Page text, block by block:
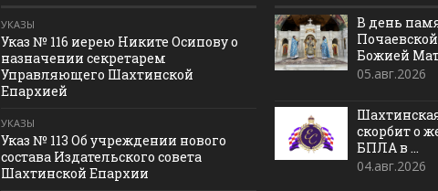
УКАЗЫ
Указ № 116 иерею Никите Осипову о
назначении секретарем
Управляющего Шахтинской
Епархией
УКАЗЫ
Указ № 113 Об учреждении нового
состава Издательского совета
Шахтинской Епархии
В день
Божией
05.авг.2026
скорбит о
БПЛА в ...
04.авг.2026